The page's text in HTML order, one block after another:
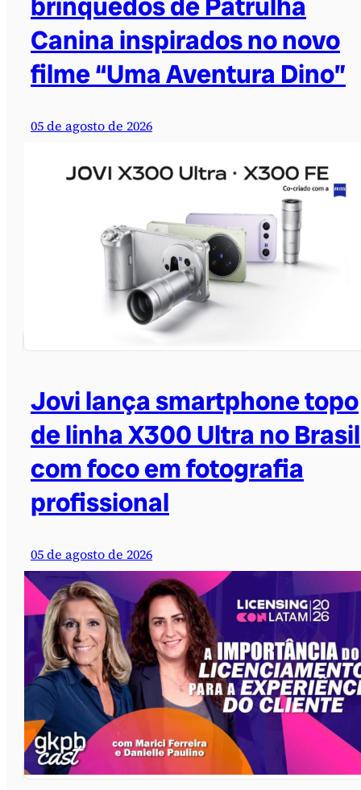
brinquedos de Patrulha
Canina inspirados no novo
filme “Uma Aventura Dino”
05 de agosto de 2026
Jovi lança smartphone topo
de linha X300 Ultra no Brasil
com foco em fotografia
profissional
05 de agosto de 2026